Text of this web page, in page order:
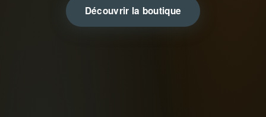
Découvrir la boutique